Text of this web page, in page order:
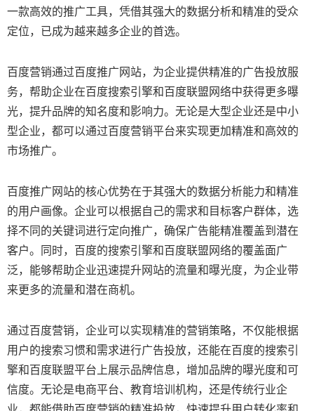
一款高效的推广工具，凭借其强大的数据分析和精准的受众
定位，已成为越来越多企业的首选。
百度营销通过百度推广网站，为企业提供精准的广告投放服
务，帮助企业在百度搜索引擎和百度联盟网络中获得更多曝
光，提升品牌的知名度和影响力。无论是大型企业还是中小
型企业，都可以通过百度营销平台来实现更加精准和高效的
市场推广。
百度推广网站的核心优势在于其强大的数据分析能力和精准
的用户画像。企业可以根据自己的需求和目标客户群体，选
择不同的关键词进行定向推广，确保广告能精准覆盖到潜在
客户。同时，百度的搜索引擎和百度联盟网络的覆盖面广
泛，能够帮助企业迅速提升网站的流量和曝光度，为企业带
来更多的流量和潜在商机。
通过百度营销，企业可以实现精准的营销策略，不仅能根据
用户的搜索习惯和需求进行广告投放，还能在百度的搜索引
擎和百度联盟平台上展示品牌信息，增加品牌的曝光度和可
信度。无论是电商平台、教育培训机构，还是传统行业企